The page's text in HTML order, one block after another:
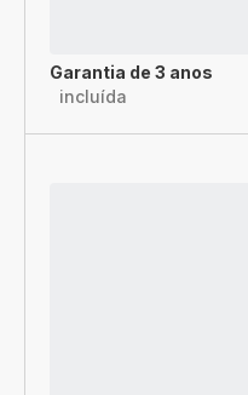
Garantia de 3 anos
incluída